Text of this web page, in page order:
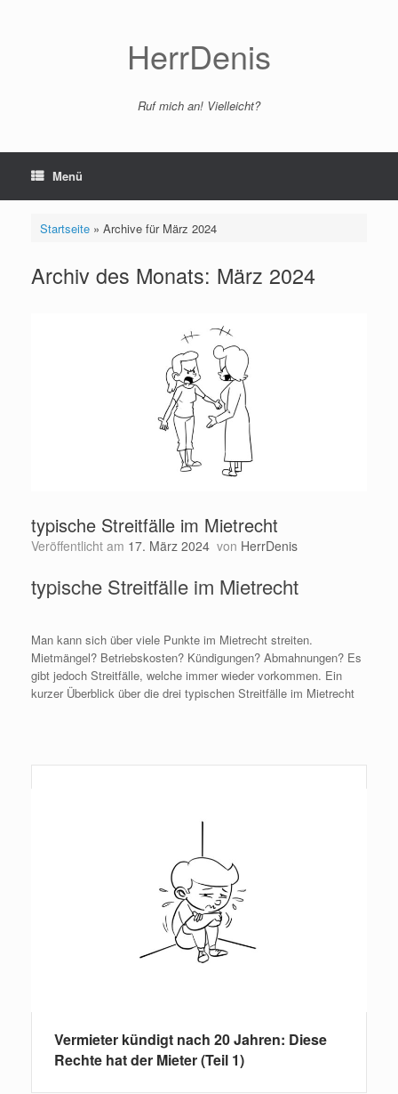
HerrDenis
Ruf mich an! Vielleicht?
Menü
Startseite» Archive für März 2024
Archiv des Monats: März 2024
typische Streitfälle im Mietrecht
Veröffentlicht am 17. März 2024 von HerrDenis
typische Streitfälle im Mietrecht
Man kann sich über viele Punkte im Mietrecht streiten.
Mietmängel? Betriebskosten? Kündigungen? Abmahnungen? Es
gibt jedoch Streitfälle, welche immer wieder vorkommen. Ein
kurzer Überblick über die drei typischen Streitfälle im Mietrecht
Vermieter kündigt nach 20 Jahren: Diese
Rechte hat der Mieter (Teil 1)